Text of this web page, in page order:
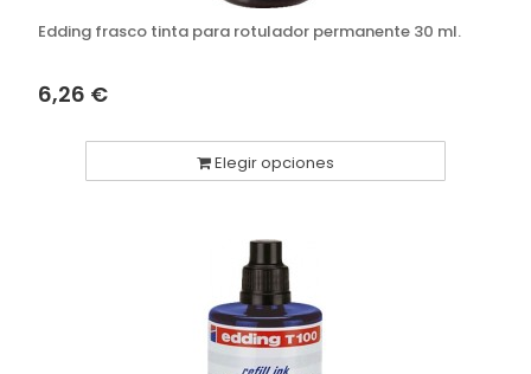
Edding frasco tinta para rotulador permanente 30 ml.
6,26 €
Elegir opciones